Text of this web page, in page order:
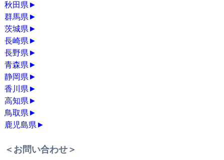
秋田県►
群馬県►
茨城県►
長崎県►
長野県►
青森県►
静岡県►
香川県►
高知県►
鳥取県►
鹿児島県►
＜お問い合わせ＞